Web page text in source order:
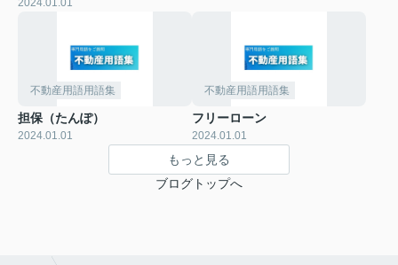
不動産用語用語集
担保（たんぽ）
2024.01.01
不動産用語用語集
フリーローン
2024.01.01
もっと見る
ブログトップへ